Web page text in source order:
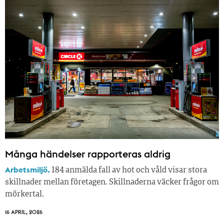
Många händelser rapporteras aldrig
Arbetsmiljö.184 anmälda fall av hot och våld visar stora
skillnader mellan företagen. Skillnaderna väcker frågor om
mörkertal.
16 APRIL, 2026